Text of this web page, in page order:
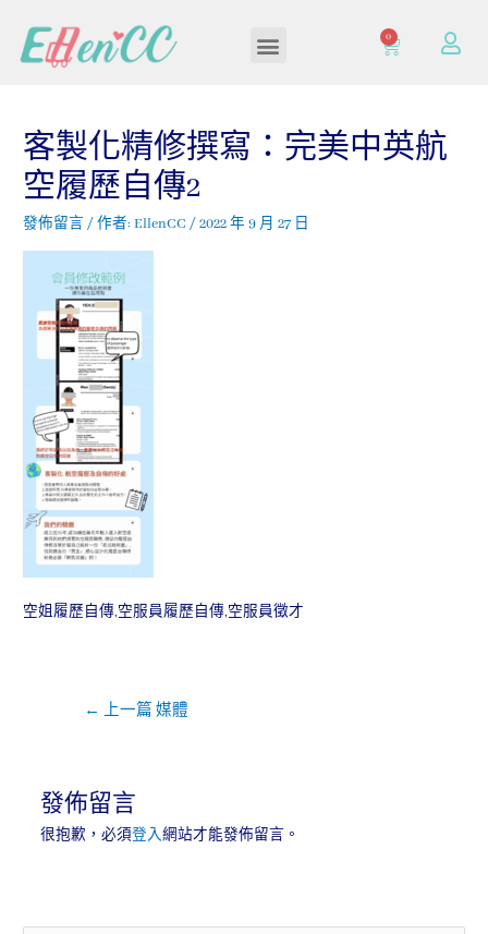
0
客製化精修撰寫：完美中英航
空履歷自傳2
發佈留言 / 作者:EllenCC/2022 年 9 月 27 日
空姐履歷自傳,空服員履歷自傳,空服員徵才
← 上一篇 媒體
發佈留言
很抱歉，必須登入網站才能發佈留言。